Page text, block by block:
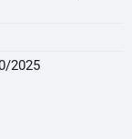
2025